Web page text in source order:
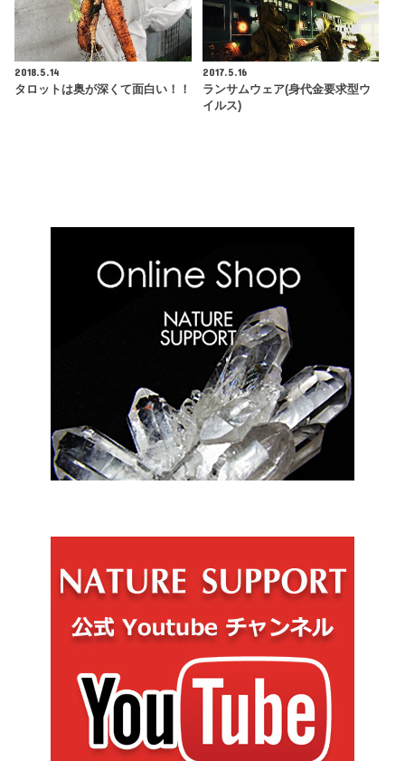
2018.5.14
タロットは奥が深くて面白い！！
2017.5.16
ランサムウェア(身代金要求型ウ
イルス)